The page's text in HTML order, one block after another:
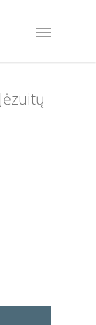
Jėzuitų